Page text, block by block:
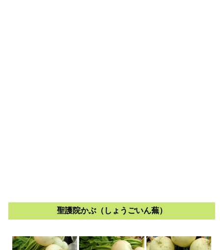
聖護院かぶ（しょうごいん蕪）